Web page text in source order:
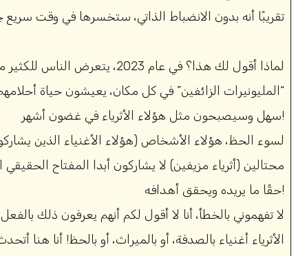
تقريبًا أنه بدون الانضباط الذاتي، ستخسرها في وقت سريع
لماذا أقول لك هذا؟ في عام 2023،
“المليونيرات الزائفين” في كل مكان، يعيشون حياة
سهل وسيصبحون مثل هؤلاء الأثرياء في غضون أشهر!
لسوء الحظ، هؤلاء الأشخاص (هؤلاء الأغنياء الذين
محتالين (أثرياء مزيفين) لا يشاركون أبدا المفتاح
حقًا ما يريده ويحقق أهدافه!
لا تفهموني بالخطأ، أنا لا أقول لكم أنهم يعرفون ذلك
الأثرياء أغنياء بالصدفة، أو بالميراث، أو بالحظ! أنا هنا